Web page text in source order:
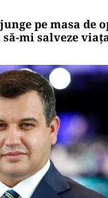
pe masa de
să-mi salveze